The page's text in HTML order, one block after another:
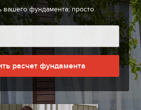
вашего фундамента: просто
расчет фундамента